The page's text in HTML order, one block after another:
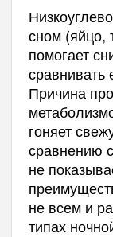
сном (яйцо,
помогает
сравнивать
Причина
гоняет
сравнению
не
не всем и
типах